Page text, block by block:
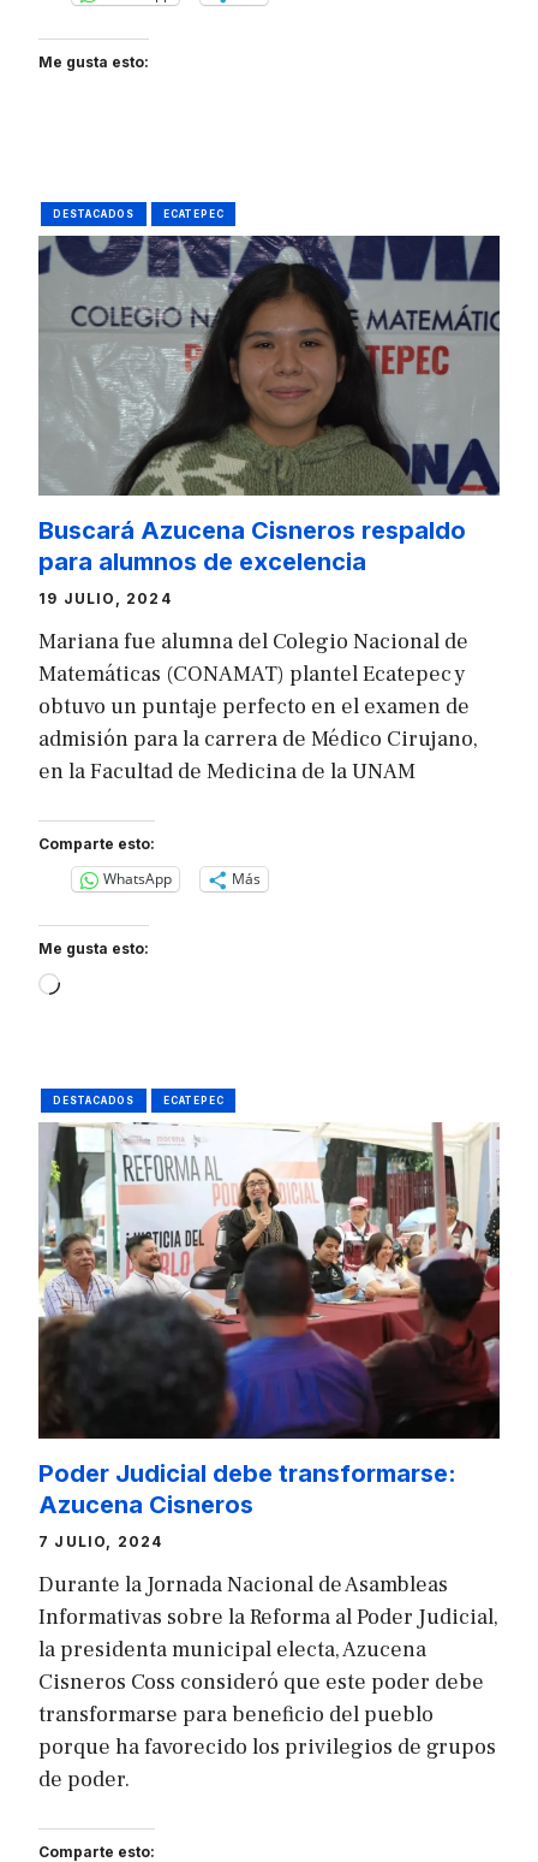
Me gusta esto:
DESTACADOS ECATEPEC
Buscará Azucena Cisneros respaldo
para alumnos de excelencia
19 JULIO, 2024
Mariana fue alumna del Colegio Nacional de
Matemáticas (CONAMAT) plantel Ecatepec y
obtuvo un puntaje perfecto en el examen de
admisión para la carrera de Médico Cirujano,
en la Facultad de Medicina de la UNAM
Comparte esto:
WhatsApp Más
Me gusta esto:
Loading…
DESTACADOS ECATEPEC
Poder Judicial debe transformarse:
Azucena Cisneros
7 JULIO, 2024
Durante la Jornada Nacional de Asambleas
Informativas sobre la Reforma al Poder Judicial,
la presidenta municipal electa, Azucena
Cisneros Coss consideró que este poder debe
transformarse para beneficio del pueblo
porque ha favorecido los privilegios de grupos
de poder.
Comparte esto: